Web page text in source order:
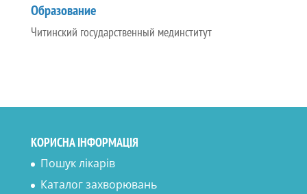
Образование
Читинский государственный мединститут
КОРИСНА ІНФОРМАЦІЯ
Пошук лікарів
Каталог захворювань